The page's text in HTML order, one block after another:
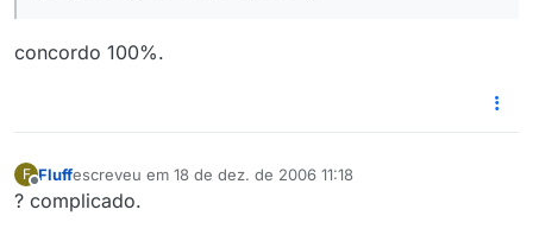
concordo 100%.
F Fluffescreveu em 18 de dez. de 2006 11:18
última edição por
? complicado.